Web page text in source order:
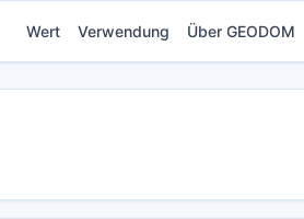
Wert Verwendung Über GEODOM